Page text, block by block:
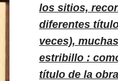
los sitios,
diferentes
veces),
estribillo :
título de la